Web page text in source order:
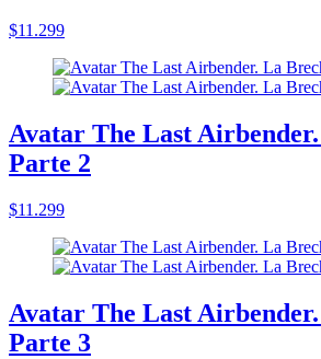
$11.299
Avatar The Last
Parte 2
$11.299
Avatar The Last
Parte 3